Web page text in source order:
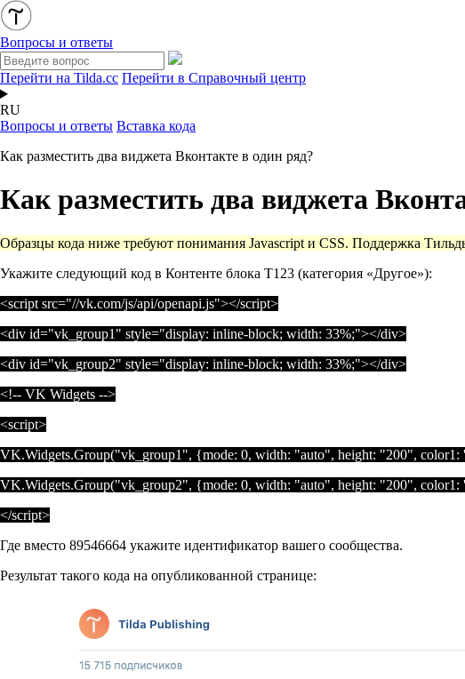
Вопросы и ответы
Перейти на Tilda.cc Перейти в Справочный центр
RU
Вопросы и ответы Вставка кода
Как разместить два виджета Вконтакте в один ряд?
Как разместить два виджета
Образцы кода ниже требуют понимания Javascript и CSS. Поддержка
Укажите следующий код в Контенте блока T123 (категория «Другое»):
<script src="//vk.com/js/api/openapi.js"></script>
<div id="vk_group1" style="display: inline-block; width: 33%;"></div>
<div id="vk_group2" style="display: inline-block; width: 33%;"></div>
<!-- VK Widgets -->
<script>
VK.Widgets.Group("vk_group1", {mode: 0, width: "auto", height: "200", color1 :
VK.Widgets.Group("vk_group2", {mode: 0, width: "auto", height: "200", color1 :
</script>
Где вместо 89546664 укажите идентификатор вашего сообщества.
Результат такого кода на опубликованной странице: